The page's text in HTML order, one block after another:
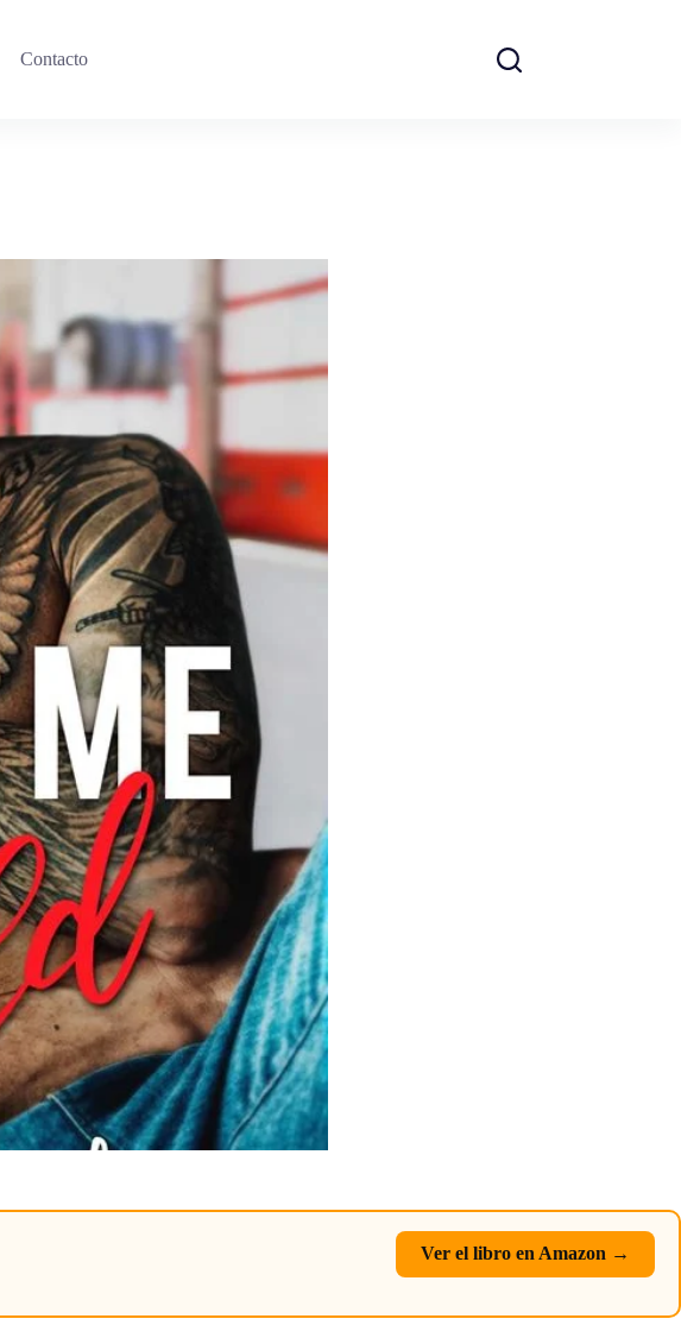
Contacto
Ver el libro en Amazon →